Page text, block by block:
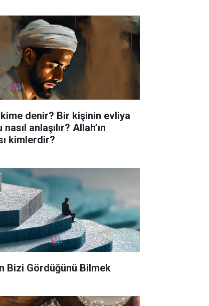
denir? Bir kişinin evliya
anlaşılır? Allah’ın
kimlerdir?
Bizi Gördüğünü Bilmek